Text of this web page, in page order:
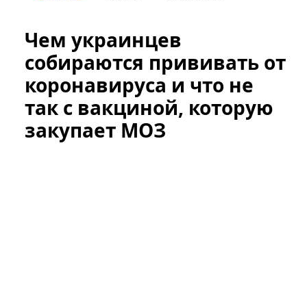
Чем украинцев
собираются прививать от
коронавируса и что не
так с вакциной, которую
закупает МОЗ